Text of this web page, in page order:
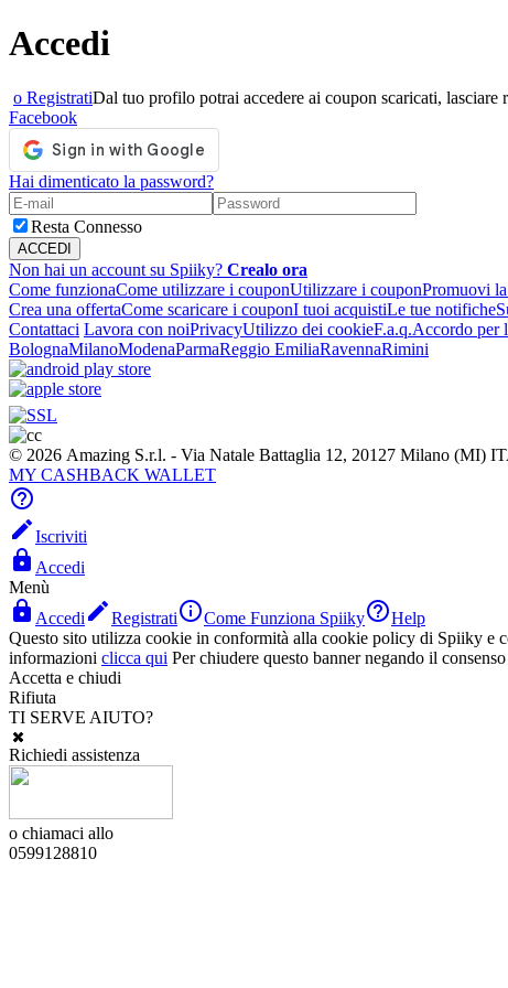
Accedi
o RegistratiDal tuo profilo potrai accedere ai coupon scaricati,
Facebook
Hai dimenticato la password?
Resta Connesso
Non hai un account su Spiiky? Crealo ora
Come funzionaCome utilizzare i couponUtilizzare i couponPromuovi
Crea una offertaCome scaricare i couponI tuoi acquistiLe tue notifiche
Contattaci Lavora con noiPrivacyUtilizzo dei cookieF.a.q.Accordo per
BolognaMilanoModenaParmaReggio EmiliaRavennaRimini
© 2026 Amazing S.r.l. - Via Natale Battaglia 12, 20127 Milano (MI)
MY CASHBACK WALLET

Iscriviti
 Accedi
Menù
 Accedi RegistratiCome Funziona SpiikyHelp
Questo sito utilizza cookie in conformità alla cookie policy di Spiiky e
informazioni clicca qui Per chiudere questo banner negando il consenso
Accetta e chiudi
Rifiuta
TI SERVE AIUTO?
Richiedi assistenza
o chiamaci allo
0599128810